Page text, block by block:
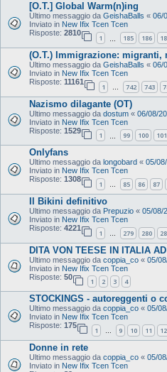
[O.T.] Global Warm(n)ing
Ultimo messaggio da GeishaBalls « 06/
Inviato in New Ifix Tcen Tcen
Risposte: 2810
1 185 186
(O.T.) Immigrazione: migranti,
Ultimo messaggio da GeishaBalls « 06/
Inviato in New Ifix Tcen Tcen
Risposte: 11161
1 … 742 743
Nazismo dilagante (OT)
Ultimo messaggio da dostum « 06/08/
Inviato in New Ifix Tcen Tcen
Risposte: 1529
1 99 100 101
Onlyfans
Ultimo messaggio da longobard « 05/
Inviato in New Ifix Tcen Tcen
Risposte: 1308
1 … 85 86 87
Il Bikini definitivo
Ultimo messaggio da Prepuzio « 05/08/
Inviato in New Ifix Tcen Tcen
Risposte: 4221
1 … 279 280
DITA VON TEESE IN ITALIA
Ultimo messaggio da coppia_co « 05/
Inviato in New Ifix Tcen Tcen
Risposte: 50
1 2 3 4
STOCKINGS - autoreggenti o
Ultimo messaggio da coppia_co « 05/
Inviato in New Ifix Tcen Tcen
Risposte: 175
1 … 9 10 11 12
Donne in rete
Ultimo messaggio da coppia_co « 05/
Inviato in New Ifix Tcen Tcen